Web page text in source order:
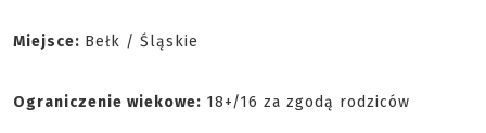
Miejsce: Bełk / Śląskie
Ograniczenie wiekowe: 18+/16 za zgodą rodziców